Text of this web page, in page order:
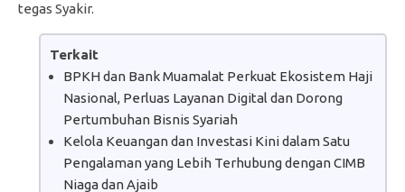
tegas Syakir.
Terkait
BPKH dan Bank Muamalat Perkuat Ekosistem Haji
Nasional, Perluas Layanan Digital dan Dorong
Pertumbuhan Bisnis Syariah
Kelola Keuangan dan Investasi Kini dalam Satu
Pengalaman yang Lebih Terhubung dengan CIMB
Niaga dan Ajaib